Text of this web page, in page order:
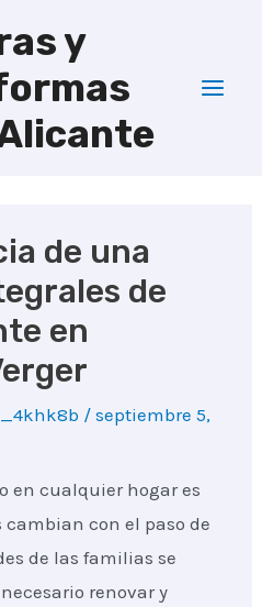
y
de una
de
en
/septiembre 5,
en cualquier hogar es
con el paso de
de las familias se
renovar y